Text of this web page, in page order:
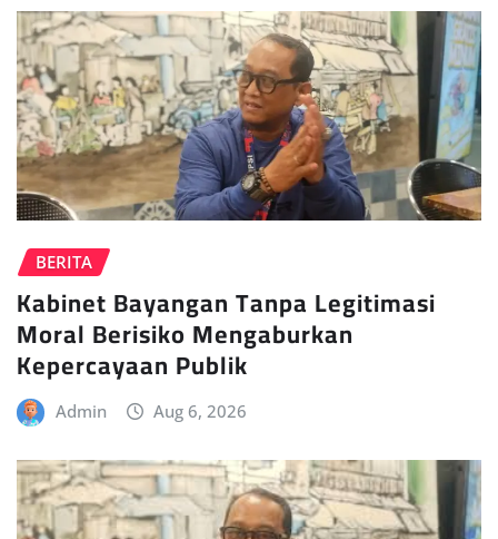
BERITA
Kabinet Bayangan Tanpa Legitimasi
Moral Berisiko Mengaburkan
Kepercayaan Publik
Admin Aug 6, 2026